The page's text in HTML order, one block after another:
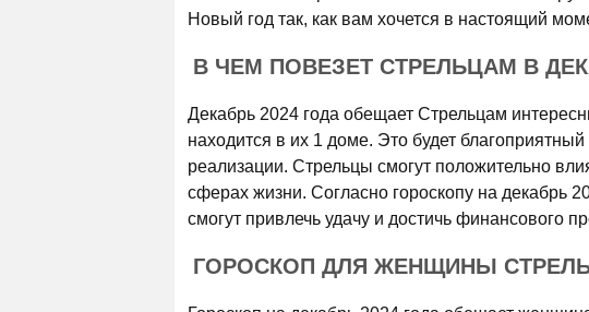
Новый год так, как вам хочется в настоящий
В ЧЕМ ПОВЕЗЕТ СТРЕЛЬЦАМ В
Декабрь 2024 года обещает Стрельцам
находится в их 1 доме. Это будет
реализации. Стрельцы смогут положительно
сферах жизни. Согласно гороскопу на декабрь
смогут привлечь удачу и достичь финансового
ГОРОСКОП ДЛЯ ЖЕНЩИНЫ